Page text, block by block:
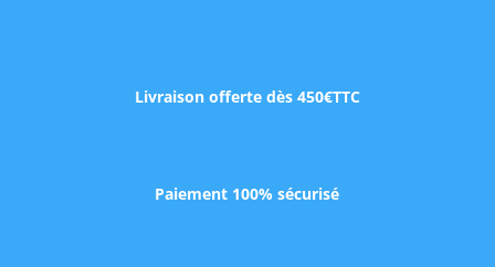
Livraison offerte dès 450€TTC
Paiement 100% sécurisé